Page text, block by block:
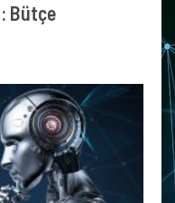
Bütçe